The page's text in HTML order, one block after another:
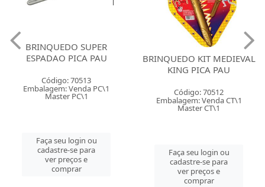
BRINQUEDO SUPER
ESPADAO PICA PAU
Código: 70513
Embalagem: Venda PC\1
Master PC\1
Faça seu login ou
cadastre-se para
ver preços e
comprar
BRINQUEDO KIT MEDIEVAL
KING PICA PAU
Código: 70512
Embalagem: Venda CT\1
Master CT\1
Faça seu login ou
cadastre-se para
ver preços e
comprar